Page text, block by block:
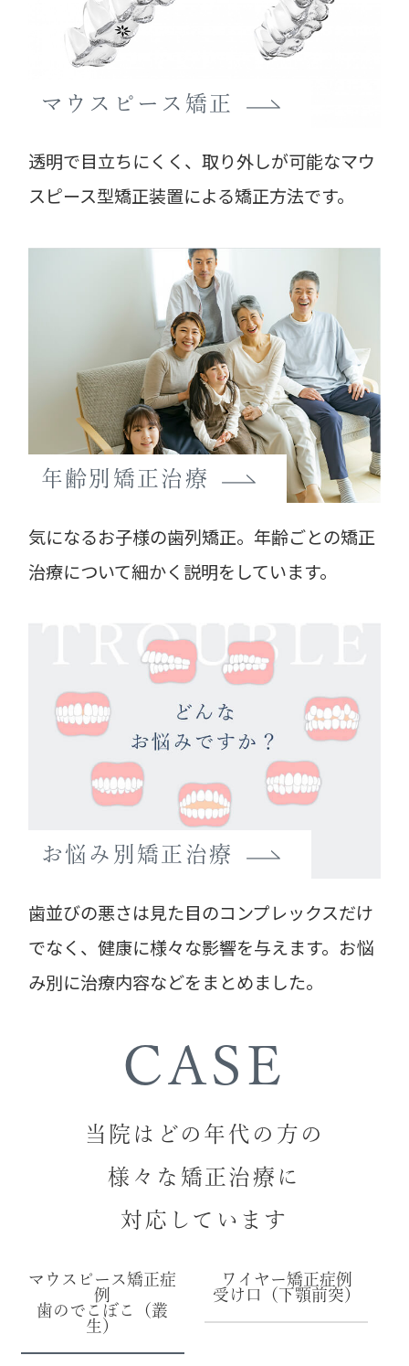
マウスピース矯正
透明で目立ちにくく、取り外しが可能なマウ
スピース型矯正装置による矯正方法です。
年齢別矯正治療
気になるお子様の歯列矯正。年齢ごとの矯正
治療について細かく説明をしています。
お悩み別矯正治療
歯並びの悪さは見た目のコンプレックスだけ
でなく、健康に様々な影響を与えます。お悩
み別に治療内容などをまとめました。
CASE
当院はどの年代の方の
様々な矯正治療に
対応しています
マウスピース矯正症
例
歯のでこぼこ（叢
生）
ワイヤー矯正症例
受け口（下顎前突）